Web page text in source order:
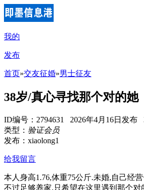
我的
发布
首页»交友征婚»男士征友
38岁/真心寻找那个对的她
ID编号：2794631 2026年4月16日发布
类型： 验证会员
发布：xiaolong1
给我留言
本人身高1.76,体重75公斤.未婚,自己经
不过足够养家,只希望在这里遇到那个对